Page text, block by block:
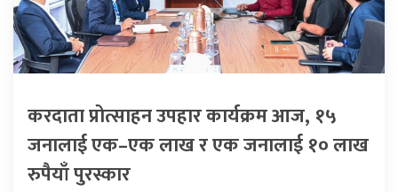
करदाता प्रोत्साहन उपहार कार्यक्रम आज, १५
जनालाई एक–एक लाख र एक जनालाई १० लाख
रुपैयाँ पुरस्कार